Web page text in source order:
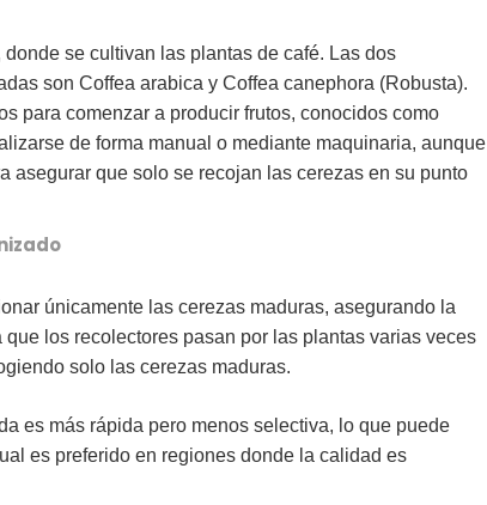
se cultivan las plantas de café. Las dos
son Coffea arabica y Coffea canephora (Robusta).
para comenzar a producir frutos, conocidos como
de forma manual o mediante maquinaria, aunque
asegurar que solo se recojan las cerezas en su punto
únicamente las cerezas maduras, asegurando la
que los recolectores pasan por las plantas varias veces
solo las cerezas maduras.
es más rápida pero menos selectiva, lo que puede
es preferido en regiones donde la calidad es